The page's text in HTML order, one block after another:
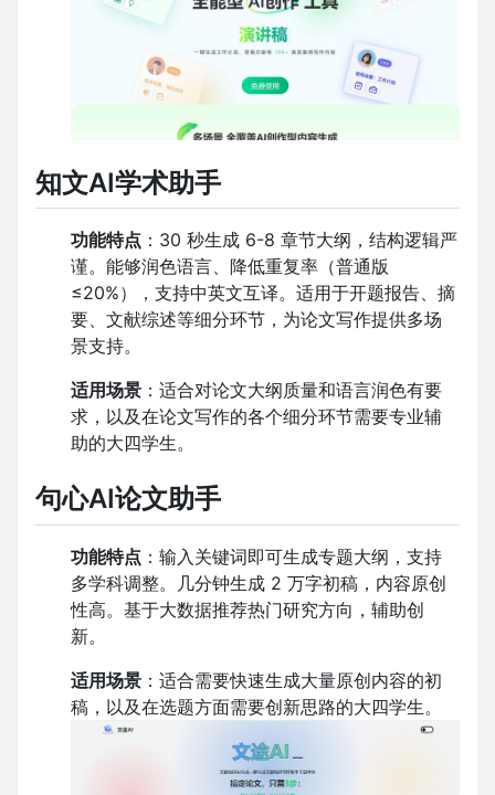
知文AI学术助手
功能特点 ： 30 秒生成 6-8 章节大纲，结构逻辑严
谨。能够润色语言、降低重复率（普通版
≤20%），支持中英文互译。适用于开题报告、摘
要、文献综述等细分环节，为论文写作提供多场
景支持。
适用场景 ：适合对论文大纲质量和语言润色有要
求，以及在论文写作的各个细分环节需要专业辅
助的大四学生。
句心AI论文助手
功能特点 ：输入关键词即可生成专题大纲，支持
多学科调整。几分钟生成 2 万字初稿，内容原创
性高。基于大数据推荐热门研究方向，辅助创
新。
适用场景 ：适合需要快速生成大量原创内容的初
稿，以及在选题方面需要创新思路的大四学生。